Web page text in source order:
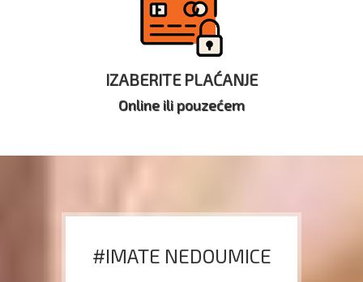
IZABERITE PLAĆANJE
Online ili pouzećem
#IMATE NEDOUMICE